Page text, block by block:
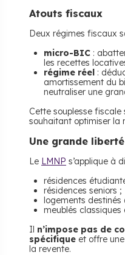
Atouts fiscaux
Deux régimes fiscaux
micro-BIC :
les recettes
régime réel :
amortissement du
neutraliser une
Cette souplesse fiscale
souhaitant optimiser la
Une grande
Le LMNP s’applique à
résidences
résidences seniors ;
logements destinés
meublés classiques
Il n’impose pas de
spécifique et offre
la revente.